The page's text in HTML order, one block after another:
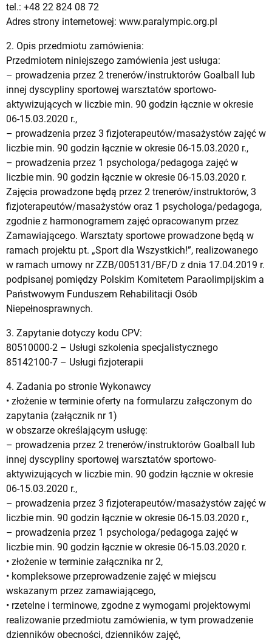
tel.: +48 22 824 08 72
Adres strony internetowej: www.paralympic.org.pl
2. Opis przedmiotu zamówienia:
Przedmiotem niniejszego zamówienia jest usługa:
– prowadzenia przez 2 trenerów/instruktorów Goalball lub
innej dyscypliny sportowej warsztatów sportowo-
aktywizujących w liczbie min. 90 godzin łącznie w okresie
06-15.03.2020 r.,
– prowadzenia przez 3 fizjoterapeutów/masażystów zajęć w
liczbie min. 90 godzin łącznie w okresie 06-15.03.2020 r.,
– prowadzenia przez 1 psychologa/pedagoga zajęć w
liczbie min. 90 godzin łącznie w okresie 06-15.03.2020 r.
Zajęcia prowadzone będą przez 2 trenerów/instruktorów, 3
fizjoterapeutów/masażystów oraz 1 psychologa/pedagoga,
zgodnie z harmonogramem zajęć opracowanym przez
Zamawiającego. Warsztaty sportowe prowadzone będą w
ramach projektu pt. „Sport dla Wszystkich!”, realizowanego
w ramach umowy nr ZZB/005131/BF/D z dnia 17.04.2019 r.
podpisanej pomiędzy Polskim Komitetem Paraolimpijskim a
Państwowym Funduszem Rehabilitacji Osób
Niepełnosprawnych.
3. Zapytanie dotyczy kodu CPV:
80510000-2 – Usługi szkolenia specjalistycznego
85142100-7 – Usługi fizjoterapii
4. Zadania po stronie Wykonawcy
• złożenie w terminie oferty na formularzu załączonym do
zapytania (załącznik nr 1)
w obszarze określającym usługę:
– prowadzenia przez 2 trenerów/instruktorów Goalball lub
innej dyscypliny sportowej warsztatów sportowo-
aktywizujących w liczbie min. 90 godzin łącznie w okresie
06-15.03.2020 r.,
– prowadzenia przez 3 fizjoterapeutów/masażystów zajęć w
liczbie min. 90 godzin łącznie w okresie 06-15.03.2020 r.,
– prowadzenia przez 1 psychologa/pedagoga zajęć w
liczbie min. 90 godzin łącznie w okresie 06-15.03.2020 r.
• złożenie w terminie załącznika nr 2,
• kompleksowe przeprowadzenie zajęć w miejscu
wskazanym przez zamawiającego,
• rzetelne i terminowe, zgodne z wymogami projektowymi
realizowanie przedmiotu zamówienia, w tym prowadzenie
dzienników obecności, dzienników zajęć,